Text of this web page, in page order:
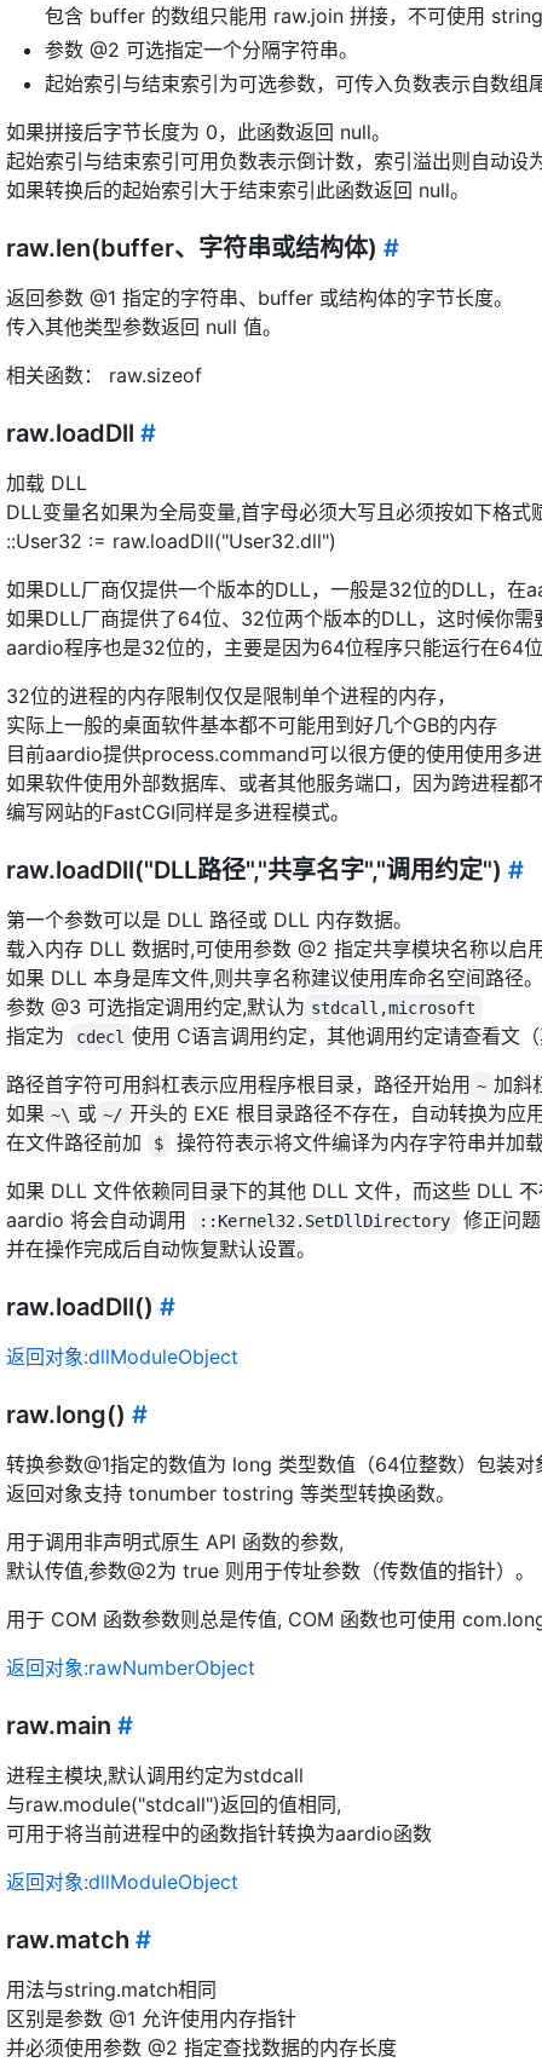
包含 buffer 的数组只能用 raw.join 拼接，不可使用
参数 @2 可选指定一个分隔字符串。
起始索引与结束索引为可选参数，可传入负数表示自数组
如果拼接后字节长度为 0，此函数返回 null。
起始索引与结束索引可用负数表示倒计数，索引溢出则自动设
如果转换后的起始索引大于结束索引此函数返回 null。
raw.len(buffer、字符串或结构体) #
返回参数 @1 指定的字符串、buffer 或结构体的字节长度。
传入其他类型参数返回 null 值。
相关函数： raw.sizeof
raw.loadDll #
加载 DLL
DLL变量名如果为全局变量,首字母必须大写且必须按如下格式
::User32 := raw.loadDll("User32.dll")
如果DLL厂商仅提供一个版本的DLL，一般是32位的DLL，在
如果DLL厂商提供了64位、32位两个版本的DLL，这时候你
aardio程序也是32位的，主要是因为64位程序只能运行在64
32位的进程的内存限制仅仅是限制单个进程的内存，
实际上一般的桌面软件基本都不可能用到好几个GB的内存
目前aardio提供process.command可以很方便的使用使用多
如果软件使用外部数据库、或者其他服务端口，因为跨进程都
编写网站的FastCGI同样是多进程模式。
raw.loadDll("DLL路径","共享名字","调用约定") #
第一个参数可以是 DLL 路径或 DLL 内存数据。
载入内存 DLL 数据时,可使用参数 @2 指定共享模块名称以启
如果 DLL 本身是库文件,则共享名称建议使用库命名空间路径。
参数 @3 可选指定调用约定,默认为 stdcall,microsoft
指定为 cdecl 使用 C语言调用约定，其他调用约定请查看文
路径首字符可用斜杠表示应用程序根目录，路径开始用 ~ 加斜
如果 ~\ 或 ~/ 开头的 EXE 根目录路径不存在，自动转换为应
在文件路径前加
$
操符符表示将文件编译为内存字符串并加
如果 DLL 文件依赖同目录下的其他 DLL 文件，而这些 DLL
aardio 将会自动调用
::Kernel32.SetDllDirectory
修正问
并在操作完成后自动恢复默认设置。
raw.loadDll() #
返回对象:dllModuleObject
raw.long() #
转换参数@1指定的数值为 long 类型数值（64位整数）包装对
返回对象支持 tonumber tostring 等类型转换函数。
用于调用非声明式原生 API 函数的参数,
默认传值,参数@2为 true 则用于传址参数（传数值的指针）。
用于 COM 函数参数则总是传值, COM 函数也可使用
返回对象:rawNumberObject
raw.main #
进程主模块,默认调用约定为stdcall
与raw.module("stdcall")返回的值相同,
可用于将当前进程中的函数指针转换为aardio函数
返回对象:dllModuleObject
raw.match #
用法与string.match相同
区别是参数 @1 允许使用内存指针
并必须使用参数 @2 指定查找数据的内存长度